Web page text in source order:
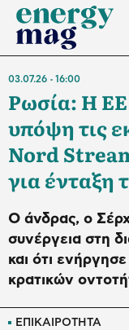
ΕΠΙΚΑΙΡΟΤΗΤΑ
03.07.26 16:00
Ρωσία: Η ΕΕ
υπόψη τις
Nord
για ένταξη
Ο άνδρας, ο
συνέργεια στη
και ότι
κρατικών